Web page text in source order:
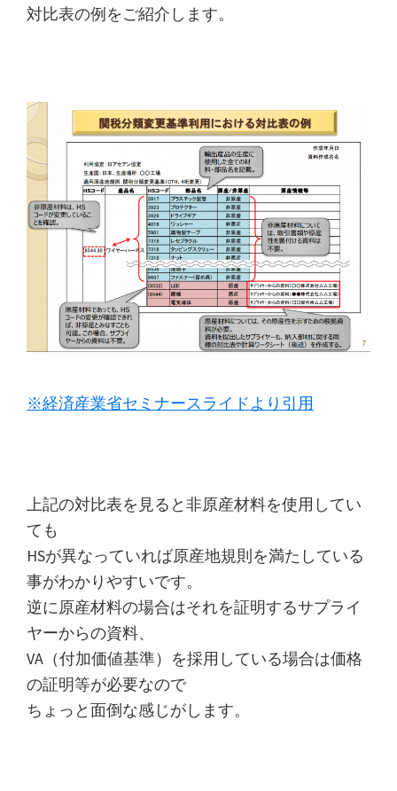
対比表の例をご紹介します。
※経済産業省セミナースライドより引用
上記の対比表を見ると非原産材料を使用してい
ても
HSが異なっていれば原産地規則を満たしている
事がわかりやすいです。
逆に原産材料の場合はそれを証明するサプライ
ヤーからの資料、
VA（付加価値基準）を採用している場合は価格
の証明等が必要なので
ちょっと面倒な感じがします。